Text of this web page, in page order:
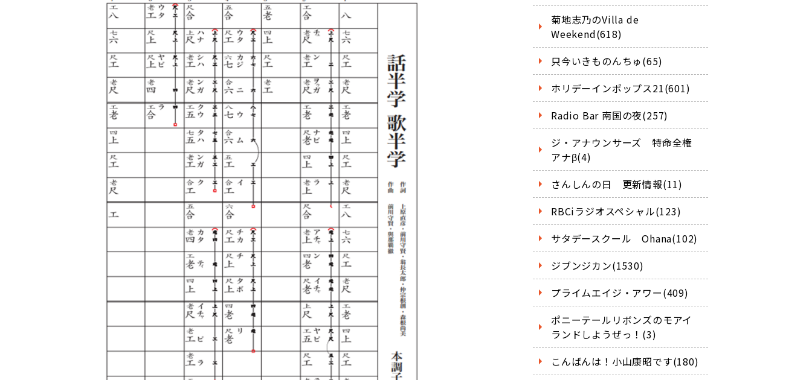
菊地志乃のVilla de
Weekend(618)
只今いきものんちゅ(65)
ホリデーインポップス21(601)
Radio Bar 南国の夜(257)
ジ・アナウンサーズ 特命全権
アナβ(4)
さんしんの日 更新情報(11)
RBCiラジオスペシャル(123)
サタデースクール Ohana(102)
ジブンジカン(1530)
プライムエイジ・アワー(409)
ポニーテールリボンズのモアイ
ランドしようぜっ！(3)
こんばんは！小山康昭です(180)